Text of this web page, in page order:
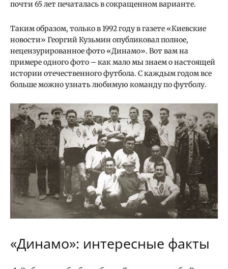
почти 65 лет печаталась в сокращенном варианте.
Таким образом, только в 1992 году в газете «Киевские
новости» Георгий Кузьмин опубликовал полное,
нецензурированное фото «Динамо». Вот вам на
примере одного фото – как мало мы знаем о настоящей
истории отечественного футбола. С каждым годом все
больше можно узнать любимую команду по футболу.
«Динамо»: интересные факты